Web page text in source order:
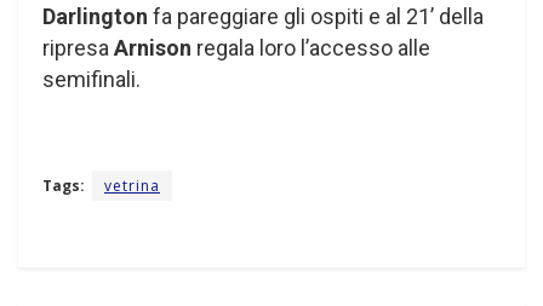
Darlington fa pareggiare gli ospiti e al 21’ della
ripresa Arnison regala loro l’accesso alle
semifinali.
Tags: vetrina